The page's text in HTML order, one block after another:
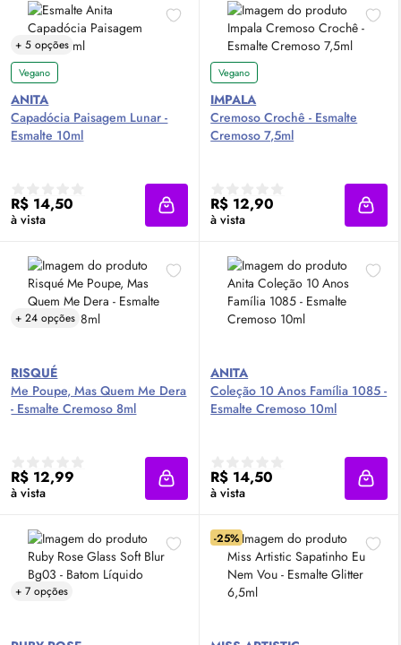
+ 5 opções
Vegano
ANITA
Capadócia Paisagem Lunar -
Esmalte 10ml
R$ 14,50
à vista Adicionar à sacola
Vegano
IMPALA
Cremoso Crochê - Esmalte
Cremoso 7,5ml
R$ 12,90
à vista
+ 24 opções
RISQUÉ
Me Poupe, Mas Quem Me Dera
- Esmalte Cremoso 8ml
R$ 12,99
à vista Adicionar à sacola
ANITA
Coleção 10 Anos Família 1085 -
Esmalte Cremoso 10ml
R$ 14,50
à vista
+ 7 opções
-25%